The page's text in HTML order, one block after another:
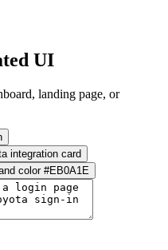
UI
landing page, or
integration card
color #EB0A1E